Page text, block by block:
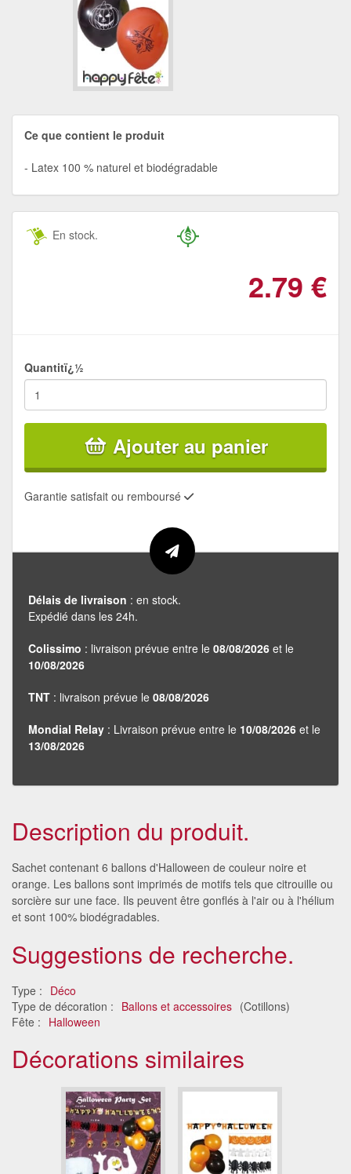
Ce que contient le produit
Latex 100 % naturel et biodégradable
En stock.
2.79 €
Quantitï¿½
Ajouter au panier
Garantie satisfait ou remboursé
Délais de livraison : en stock.
Expédié dans les 24h.
Colissimo : livraison prévue entre le 08/08/2026 et le
10/08/2026
TNT : livraison prévue le 08/08/2026
Mondial Relay : Livraison prévue entre le 10/08/2026 et le
13/08/2026
Description du produit.
Sachet contenant 6 ballons d'Halloween de couleur noire et
orange. Les ballons sont imprimés de motifs tels que citrouille ou
sorcière sur une face. Ils peuvent être gonflés à l'air ou à l'hélium
et sont 100% biodégradables.
Suggestions de recherche.
Type : Déco
Type de décoration : Ballons et accessoires (Cotillons)
Fête : Halloween
Décorations similaires